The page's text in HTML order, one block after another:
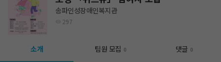
송파인성장애인복지관
297
소개 팀원 모집 0 댓글 0